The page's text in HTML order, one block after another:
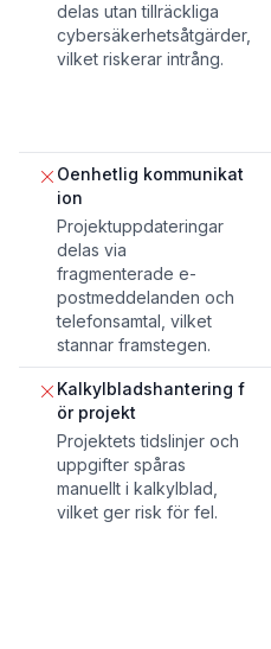
delas utan tillräckliga
cybersäkerhetsåtgärder,
vilket riskerar intrång.
Oenhetlig kommunikat
ion
Projektuppdateringar
delas via
fragmenterade e-
postmeddelanden och
telefonsamtal, vilket
stannar framstegen.
Kalkylbladshantering f
ör projekt
Projektets tidslinjer och
uppgifter spåras
manuellt i kalkylblad,
vilket ger risk för fel.